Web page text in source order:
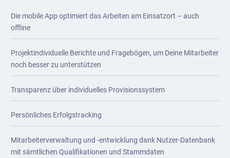
Die mobile App optimiert das Arbeiten am Einsatzort – auch
offline
Projektindividuelle Berichte und Fragebögen, um Deine Mitarbeiter
noch besser zu unterstützen
Transparenz über individuelles Provisionssystem
Persönliches Erfolgstracking
Mitarbeiterverwaltung und -entwicklung dank Nutzer-Datenbank
mit sämtlichen Qualifikationen und Stammdaten